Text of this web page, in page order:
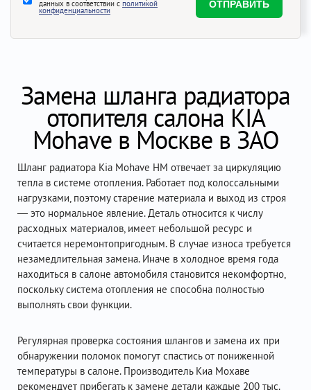
данных в соответствии с политикой
конфиденциальности
Замена шланга радиатора
отопителя салона KIA
Mohave в Москве в ЗАО
Шланг радиатора Kia Mohave HM отвечает за циркуляцию
тепла в системе отопления. Работает под колоссальными
нагрузками, поэтому старение материала и выход из строя
— это нормальное явление. Деталь относится к числу
расходных материалов, имеет небольшой ресурс и
считается неремонтопригодным. В случае износа требуется
незамедлительная замена. Иначе в холодное время года
находиться в салоне автомобиля становится некомфортно,
поскольку система отопления не способна полностью
выполнять свои функции.
Регулярная проверка состояния шлангов и замена их при
обнаружении поломок помогут спастись от пониженной
температуры в салоне. Производитель Киа Мохаве
рекомендует прибегать к замене детали каждые 200 тыс.